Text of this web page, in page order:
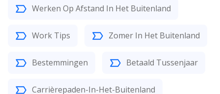
Werken Op Afstand In Het Buitenland
Work Tips Zomer In Het Buitenland
Bestemmingen Betaald Tussenjaar
Carrièrepaden-In-Het-Buitenland